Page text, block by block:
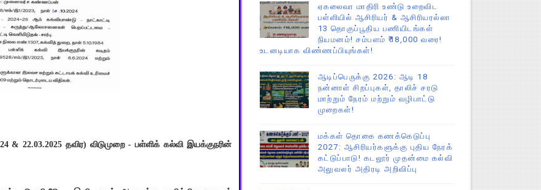
22.03.2025 தவிர) விடுமுறை - பள்ளிக் கல்வி இயக்குநரின்
ஏகலைவா மாதிரி உண்டு உறைவிட
பள்ளியில் ஆசிரியர் & ஆசிரியரல்லா
13 தொகுப்பூதிய பணியிடங்கள்
நியமனம்! சம்பளம் ₹18,000 வரை!
உடனடியாக விண்ணப்பியுங்கள்!
ஆடிப்பெருக்கு 2026: ஆடி 18
நன்னாள் சிறப்புகள், தாலிச் சரடு
மாற்றும் நேரம் மற்றும் வழிபாட்டு
முறைகள்!
மக்கள் தொகை கணக்கெடுப்பு
2027: ஆசிரியர்களுக்கு புதிய நேரக்
கட்டுப்பாடு! கடலூர் முதன்மை கல்வி
அலுவலர் அதிரடி அறிவிப்பு